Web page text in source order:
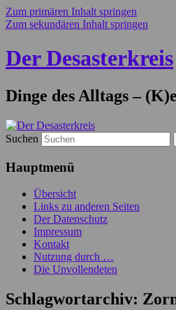
Zum primären Inhalt springen
Zum sekundären Inhalt springen
Der Desasterkreis
Dinge des Alltags –
Suchen
Hauptmenü
Übersicht
Links zu anderen Seiten
Der Datenschutz
Impressum
Kontakt
Nutzung durch …
Die Unvollendeten
Schlagwortarchiv: